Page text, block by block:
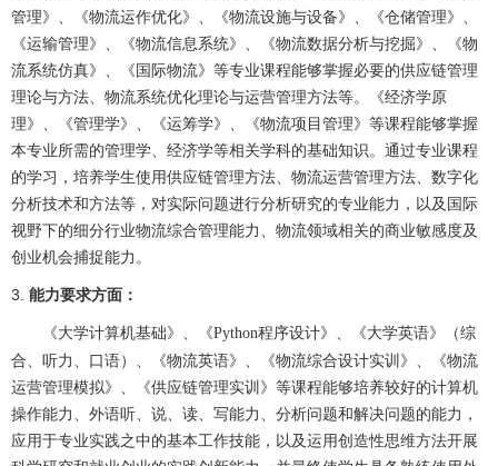
管理》、《物流运作优化》、《物流设施与设备》、《仓储管理》、
《运输管理》、《物流信息系统》、《物流数据分析与挖掘》、《物
流系统仿真》、《国际物流》等专业课程能够掌握必要的供应链管理
理论与方法、物流系统优化理论与运营管理方法等。《经济学原
理》、《管理学》、《运筹学》、《物流项目管理》等课程能够掌握
本专业所需的管理学、经济学等相关学科的基础知识。通过专业课程
的学习，培养学生使用供应链管理方法、物流运营管理方法、数字化
分析技术和方法等，对实际问题进行分析研究的专业能力，以及国际
视野下的细分行业物流综合管理能力、物流领域相关的商业敏感度及
创业机会捕捉能力。
3. 能力要求方面：
《大学计算机基础》 、《Python程序设计》、
《大学英语》（综
合、听力、口语）、《物流英语》、《物流综合设计实训》、《物流
运营管理模拟》、《供应链管理实训》等课程能够培养较好的计算机
操作能力、外语听、说、读、写能力、分析问题和解决问题的能力，
应用于专业实践之中的基本工作技能，以及运用创造性思维方法开展